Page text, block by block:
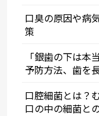
口臭の原因や病
策
「銀歯の下は
予防方法、歯を
口腔細菌とは？
口の中の細菌と